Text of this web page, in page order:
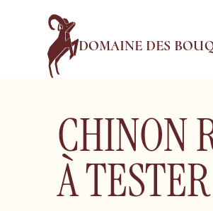
DOMAINE DES
CHINON
À